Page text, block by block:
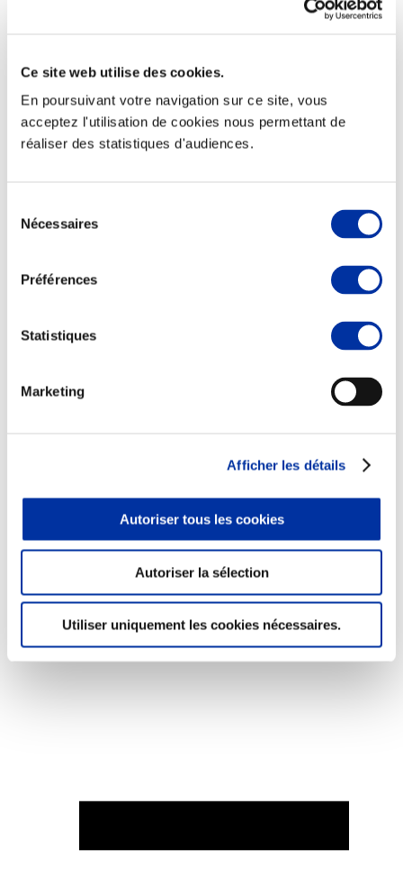
Ce site web utilise des cookies.
En poursuivant votre navigation sur ce site, vous
acceptez l'utilisation de cookies nous permettant de
réaliser des statistiques d'audiences.
Nécessaires
Préférences
Statistiques
Marketing
Afficher les détails
Autoriser tous les cookies
Autoriser la sélection
Utiliser uniquement les cookies nécessaires.
Rapport RSO
Le MANIFESTE
Environnement & Territoires
Viande et climat
Valorisation de l’herbe
Autonomie des élevages
Economie de ressources
Evaluation environnementale